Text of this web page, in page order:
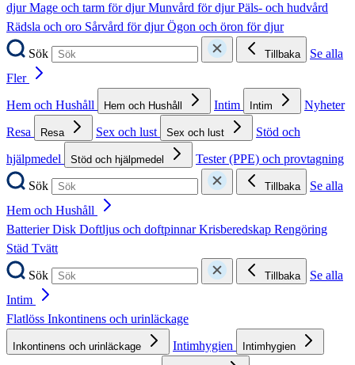
djurMage och tarm för djurMunvård för djurPäls- och hudvård
Rädsla och oro Sårvård för djurÖgon och öron för djur
Sök
Tillbaka
Se alla
Fler
Hem och Hushåll
Hem och Hushåll Intim Intim
Nyheter
Resa
Resa Sex och lust Sex och lust
Stöd och
hjälpmedel
Stöd och hjälpmedel
Tester (PPE) och provtagning
Sök
Tillbaka
Se alla
Hem och Hushåll
BatterierDisk Doftljus och doftpinnarKrisberedskap Rengöring
Städ Tvätt
Sök
Tillbaka
Se alla
Intim
Flatlöss Inkontinens och urinläckage
Inkontinens och urinläckage Intimhygien Intimhygien